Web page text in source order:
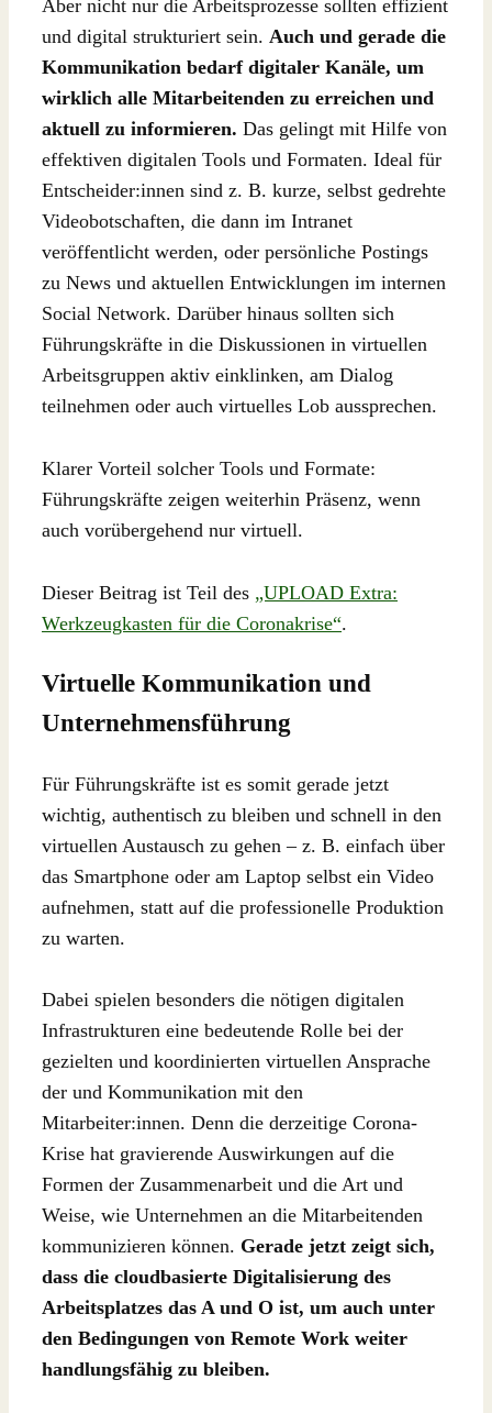
Aber nicht nur die Arbeitsprozesse sollten effizient
und digital strukturiert sein. Auch und gerade die
Kommunikation bedarf digitaler Kanäle, um
wirklich alle Mitarbeitenden zu erreichen und
aktuell zu informieren. Das gelingt mit Hilfe von
effektiven digitalen Tools und Formaten. Ideal für
Entscheider:innen sind z. B. kurze, selbst gedrehte
Videobotschaften, die dann im Intranet
veröffentlicht werden, oder persönliche Postings
zu News und aktuellen Entwicklungen im internen
Social Network. Darüber hinaus sollten sich
Führungskräfte in die Diskussionen in virtuellen
Arbeitsgruppen aktiv einklinken, am Dialog
teilnehmen oder auch virtuelles Lob aussprechen.
Klarer Vorteil solcher Tools und Formate:
Führungskräfte zeigen weiterhin Präsenz, wenn
auch vorübergehend nur virtuell.
Dieser Beitrag ist Teil des „UPLOAD Extra:
Werkzeugkasten für die Coronakrise“.
Virtuelle Kommunikation und
Unternehmensführung
Für Führungskräfte ist es somit gerade jetzt
wichtig, authentisch zu bleiben und schnell in den
virtuellen Austausch zu gehen – z. B. einfach über
das Smartphone oder am Laptop selbst ein Video
aufnehmen, statt auf die professionelle Produktion
zu warten.
Dabei spielen besonders die nötigen digitalen
Infrastrukturen eine bedeutende Rolle bei der
gezielten und koordinierten virtuellen Ansprache
der und Kommunikation mit den
Mitarbeiter:innen. Denn die derzeitige Corona-
Krise hat gravierende Auswirkungen auf die
Formen der Zusammenarbeit und die Art und
Weise, wie Unternehmen an die Mitarbeitenden
kommunizieren können. Gerade jetzt zeigt sich,
dass die cloudbasierte Digitalisierung des
Arbeitsplatzes das A und O ist, um auch unter
den Bedingungen von Remote Work weiter
handlungsfähig zu bleiben.